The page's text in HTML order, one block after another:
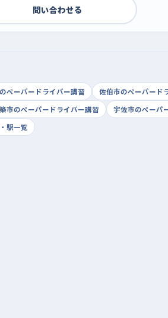
問い合わせる
ペーパードライバー講習
佐伯市のペーパード
市のペーパードライバー講習
宇佐市のペーパ
駅一覧